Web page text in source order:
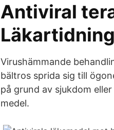
Antiviral
Virushämmande
bältros sprida sig till
på grund av sjukdom
medel.